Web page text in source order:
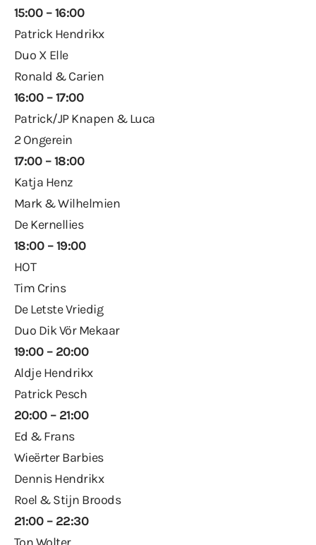
15:00 – 16:00
Patrick Hendrikx
Duo X Elle
Ronald & Carien
16:00 – 17:00
Patrick/JP Knapen & Luca
2 Ongerein
17:00 – 18:00
Katja Henz
Mark & Wilhelmien
De Kernellies
18:00 – 19:00
HOT
Tim Crins
De Letste Vriedig
Duo Dik Vör Mekaar
19:00 – 20:00
Aldje Hendrikx
Patrick Pesch
20:00 – 21:00
Ed & Frans
Wieërter Barbies
Dennis Hendrikx
Roel & Stijn Broods
21:00 – 22:30
Ton Wolter